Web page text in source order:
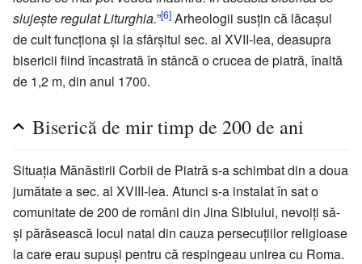
slujeşte regulat Liturghia.”[6] Arheologii susţin că lăcaşul
de cult funcţiona şi la sfârşitul sec. al XVII-lea, deasupra
bisericii fiind încastrată în stâncă o crucea de piatră, înaltă
de 1,2 m, din anul 1700.
Biserică de mir timp de 200 de ani
Situaţia Mănăstirii Corbii de Piatră s-a schimbat din a doua
jumătate a sec. al XVIII-lea. Atunci s-a instalat în sat o
comunitate de 200 de români din Jina Sibiului, nevoiţi să-
şi părăsească locul natal din cauza persecuţiilor religioase
la care erau supuşi pentru că respingeau unirea cu Roma.